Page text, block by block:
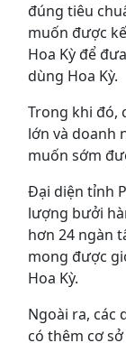
đúng tiêu
muốn được
Hoa Kỳ để
dùng Hoa Kỳ.
Trong khi đó,
lớn và doanh
muốn sớm
Đại diện tỉnh
lượng bưởi
hơn 24 ngàn
mong được
Hoa Kỳ.
Ngoài ra, các
có thêm cơ